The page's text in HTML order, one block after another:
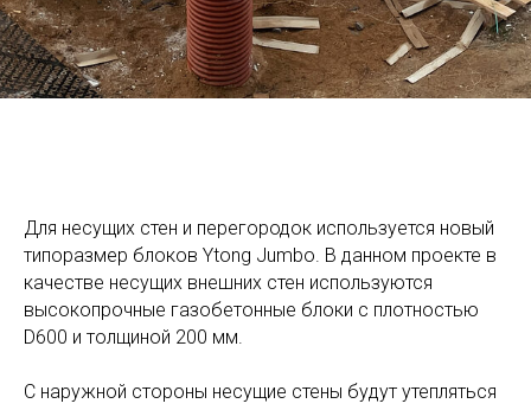
Для несущих стен и перегородок используется новый
типоразмер блоков Ytong Jumbo. В данном проекте в
качестве несущих внешних стен используются
высокопрочные газобетонные блоки с плотностью
D600 и толщиной 200 мм.
С наружной стороны несущие стены будут утепляться